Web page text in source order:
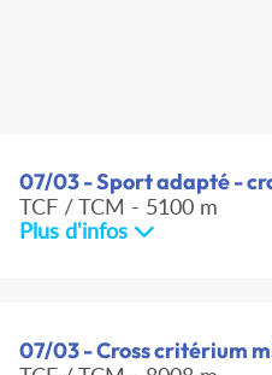
07/03 - Sport adapté -
TCF / TCM - 5100 m
Plus d'infos
07/03 - Cross critérium